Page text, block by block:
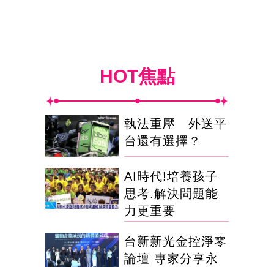
HOT焦點
執法重壓 外送平
台還有選擇？
AI時代!培養孩子
思考.解決問題能
力更重要
台新新光金控淨零
論壇 專家分享永